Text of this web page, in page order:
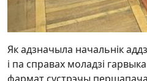
Як адзначыла начальнік
і па справах моладзі